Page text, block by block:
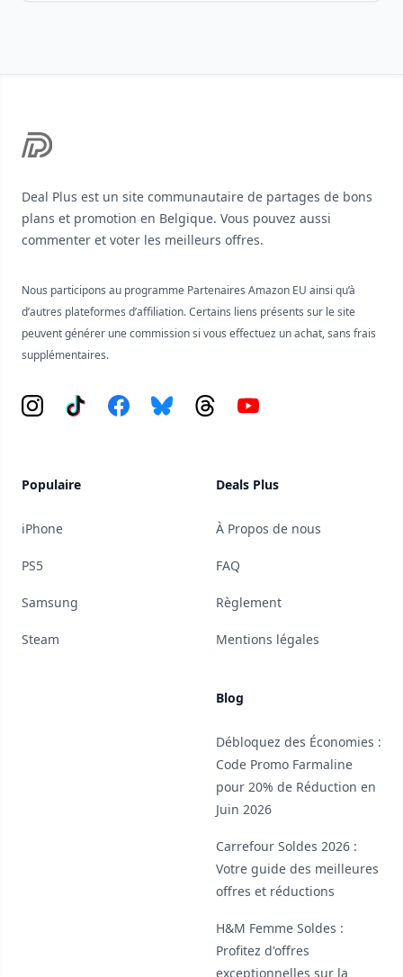
Deal Plus est un site communautaire de partages de bons
plans et promotion en Belgique. Vous pouvez aussi
commenter et voter les meilleurs offres.
Nous participons au programme Partenaires Amazon EU ainsi qu’à
d’autres plateformes d’affiliation. Certains liens présents sur le site
peuvent générer une commission si vous effectuez un achat, sans frais
supplémentaires.
Instagram
Tiktok FacebookBlueskyThreadsYouTube
Populaire
iPhone
PS5
Samsung
Steam
Deals Plus
À Propos de nous
FAQ
Règlement
Mentions légales
Blog
Débloquez des Économies :
Code Promo Farmaline
pour 20% de Réduction en
Juin 2026
Carrefour Soldes 2026 :
Votre guide des meilleures
offres et réductions
H&M Femme Soldes :
Profitez d'offres
exceptionnelles sur la